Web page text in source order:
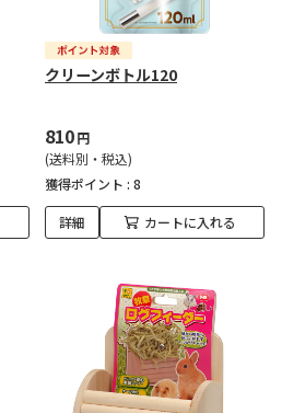
クリーンボトル120
810円
(送料別・税込)
獲得ポイント : 8
詳細 カートに入れる